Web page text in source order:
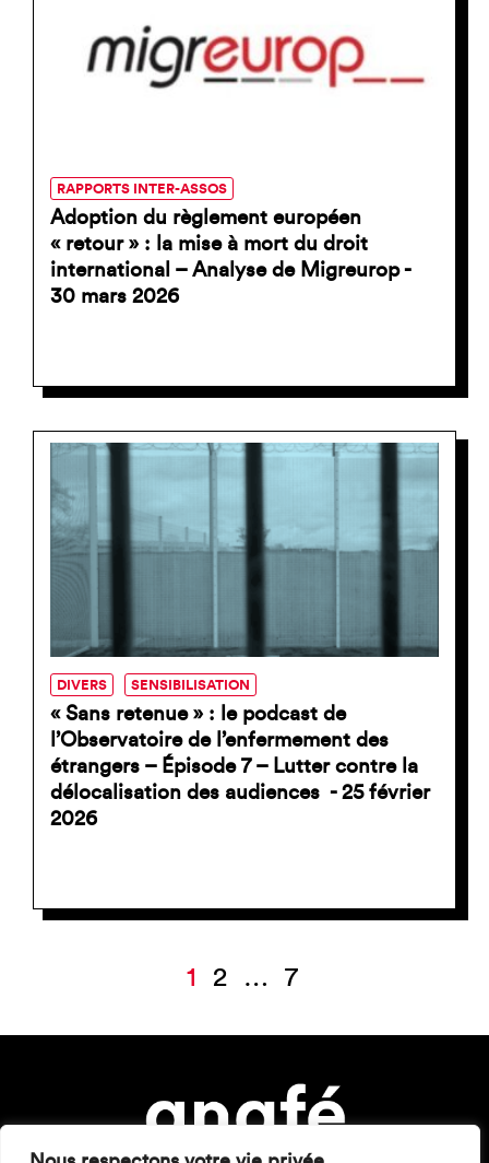
RAPPORTS INTER-ASSOS
Adoption du règlement européen
« retour » : la mise à mort du droit
international – Analyse de Migreurop -
30 mars 2026
DIVERS SENSIBILISATION
« Sans retenue » : le podcast de
l’Observatoire de l’enfermement des
étrangers – Épisode 7 – Lutter contre la
délocalisation des audiences - 25 février
2026
Pagination
1 2 … 7